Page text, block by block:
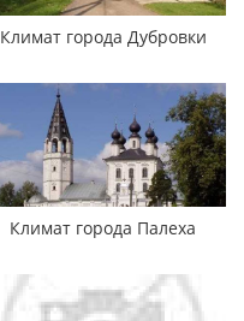
Климат города Дубровки
Климат города Палеха